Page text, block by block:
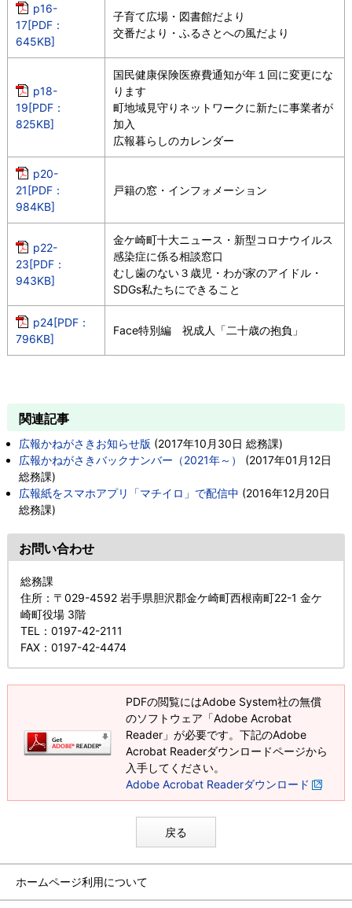
p16-
17[PDF：
645KB]
子育て広場・図書館だより
交番だより・ふるさとへの風だより
p18-
19[PDF：
825KB]
国民健康保険医療費通知が年１回に変更にな
ります
町地域見守りネットワークに新たに事業者が
加入
広報暮らしのカレンダー
p20-
21[PDF：
984KB]
戸籍の窓・インフォメーション
p22-
23[PDF：
943KB]
金ケ崎町十大ニュース・新型コロナウイルス
感染症に係る相談窓口
むし歯のない３歳児・わが家のアイドル・
SDGs私たちにできること
p24[PDF：
796KB]
Face特別編 祝成人「二十歳の抱負」
関連記事
広報かねがさきお知らせ版 (2017年10月30日 総務課)
広報かねがさきバックナンバー（2021年～）
(2017年01月12日
総務課)
広報紙をスマホアプリ「マチイロ」で配信中 (2016年12月20日
総務課)
お問い合わせ
総務課
住所：〒029-4592 岩手県胆沢郡金ケ崎町西根南町22-1 金ケ
崎町役場 3階
TEL
：0197-42-2111
FAX：0197-42-4474
PDFの閲覧にはAdobe System社の無償
のソフトウェア「Adobe Acrobat
Reader」が必要です。下記のAdobe
Acrobat Readerダウンロードページから
入手してください。
Adobe Acrobat Readerダウンロード
戻る
ホームページ利用について